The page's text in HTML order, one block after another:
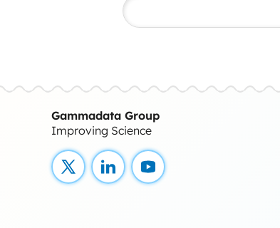
Gammadata Group
Improving Science
X LinkedInYouTube